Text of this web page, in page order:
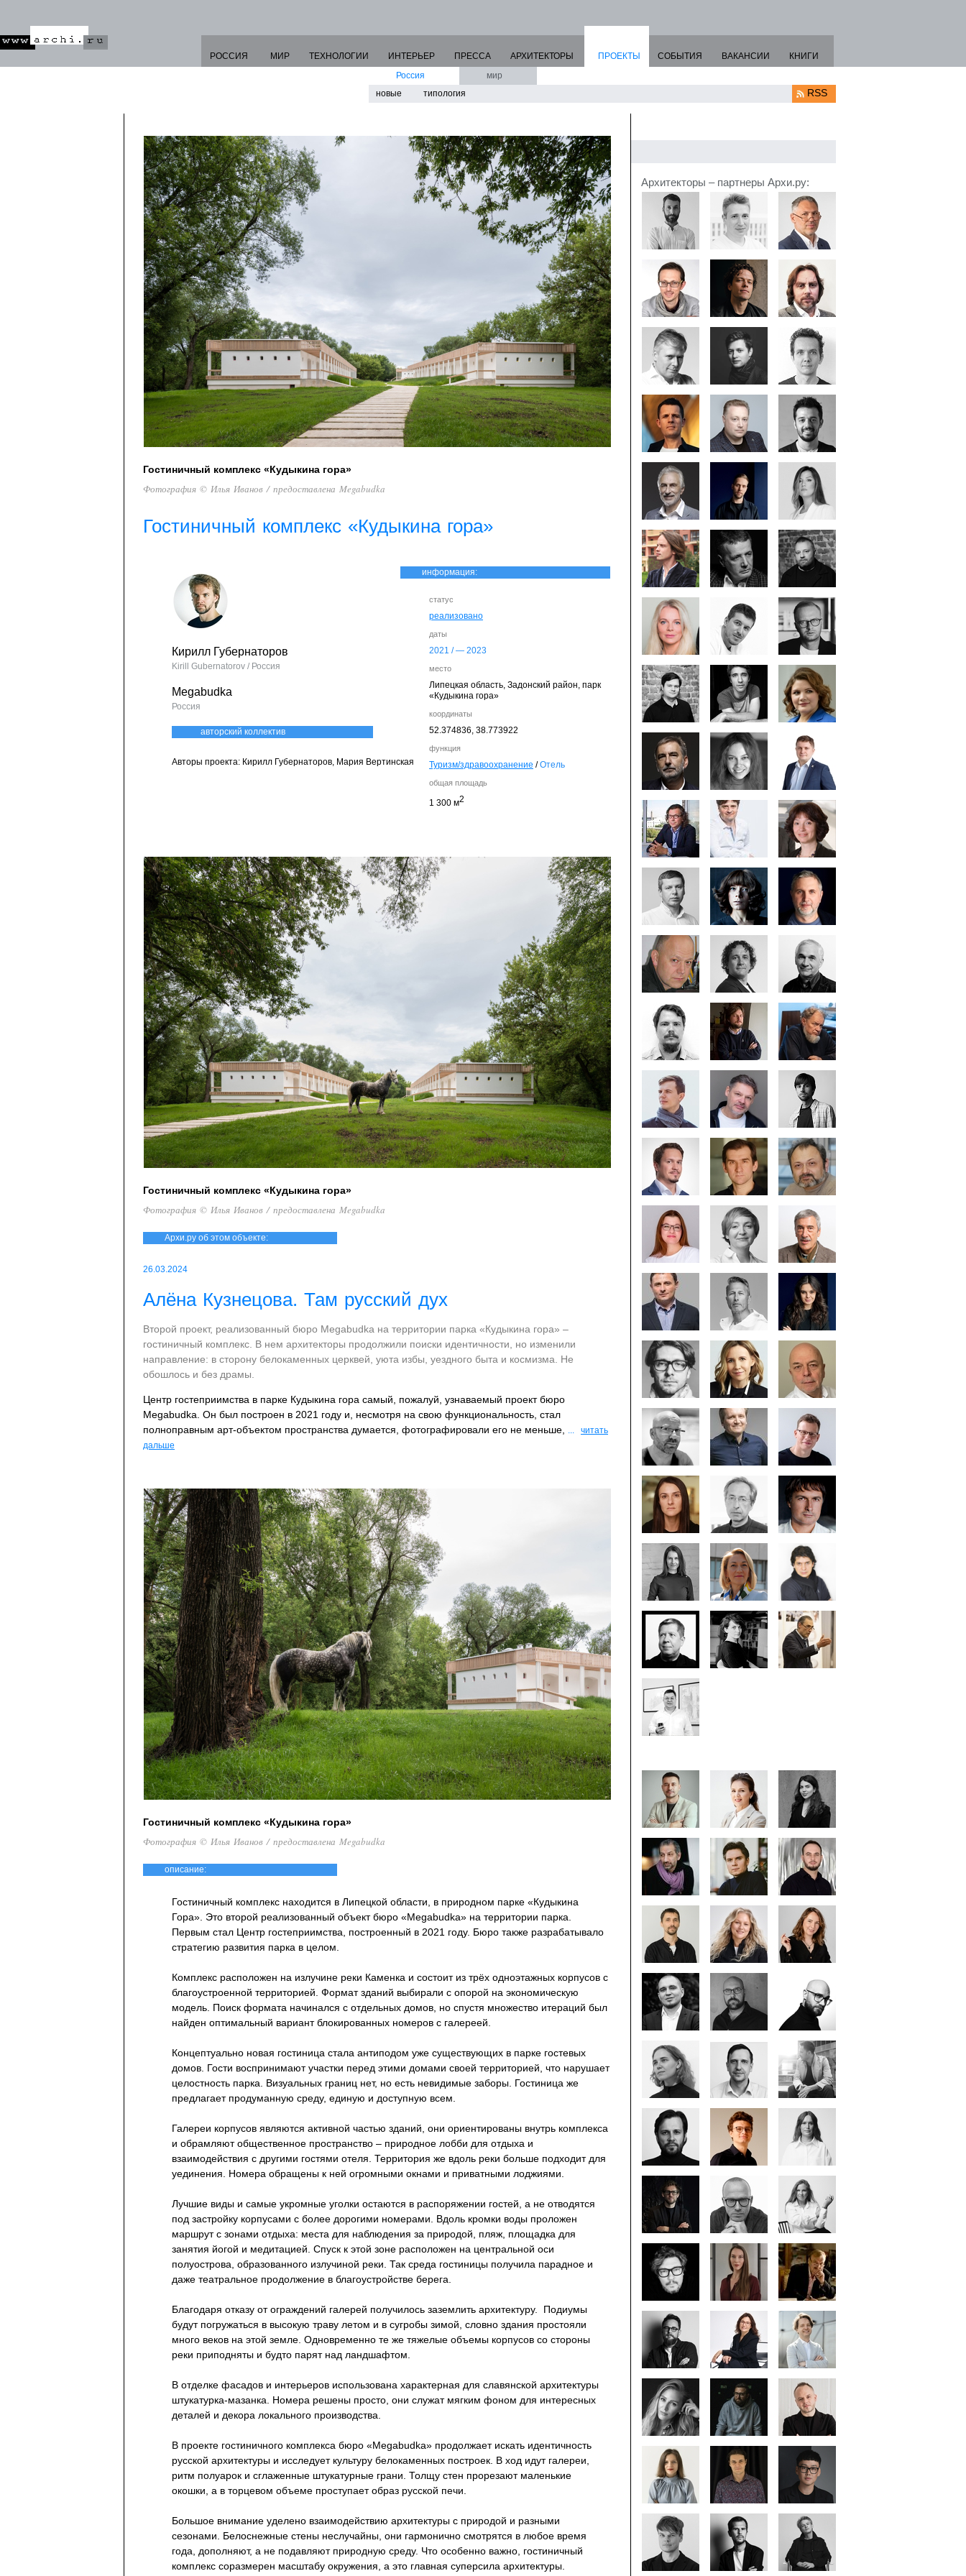
РОССИЯ МИР ТЕХНОЛОГИИ ИНТЕРЬЕР ПРЕССА АРХИТЕКТОРЫ
ПРОЕКТЫ
Россия
новые
типология
мир
СОБЫТИЯ ВАКАНСИИ КНИГИ
RSS
Гостиничный комплекс «Кудыкина гора»
Фотография © Илья Иванов / предоставлена Megabudka
Гостиничный комплекс «Кудыкина гора»
информация:
статус
реализовано
даты
2021 / — 2023
место
Липецкая область, Задонский район, парк
«Кудыкина гора»
координаты
52.374836, 38.773922
функция
Туризм/здравоохранение /Отель
общая площадь
1 300 м2
Кирилл Губернаторов
Kirill Gubernatorov / Россия
Megabudka
Россия
авторский коллектив
Авторы проекта: Кирилл Губернаторов, Мария Вертинская
Гостиничный комплекс «Кудыкина гора»
Фотография © Илья Иванов / предоставлена Megabudka
Архи.ру об этом объекте:
26.03.2024
Алёна Кузнецова. Там русский дух
Второй проект, реализованный бюро Megabudka на территории парка «Кудыкина гора» –
гостиничный комплекс. В нем архитекторы продолжили поиски идентичности, но изменили
направление: в сторону белокаменных церквей, уюта избы, уездного быта и космизма. Не
обошлось и без драмы.
Центр гостеприимства в парке Кудыкина гора самый, пожалуй, узнаваемый проект бюро
Megabudka. Он был построен в 2021 году и, несмотря на свою функциональность, стал
полноправным арт-объектом пространства думается, фотографировали его не меньше,
... читать
дальше
Гостиничный комплекс «Кудыкина гора»
Фотография © Илья Иванов / предоставлена Megabudka
описание:
Гостиничный комплекс находится в Липецкой области, в природном парке «Кудыкина
Гора». Это второй реализованный объект бюро «Megabudka» на территории парка.
Первым стал Центр гостеприимства, построенный в 2021 году. Бюро также разрабатывало
стратегию развития парка в целом.
Комплекс расположен на излучине реки Каменка и состоит из трёх одноэтажных корпусов с
благоустроенной территорией. Формат зданий выбирали с опорой на экономическую
модель. Поиск формата начинался с отдельных домов, но спустя множество итераций был
найден оптимальный вариант блокированных номеров с галереей.
Концептуально новая гостиница стала антиподом уже существующих в парке гостевых
домов. Гости воспринимают участки перед этими домами своей территорией, что нарушает
целостность парка. Визуальных границ нет, но есть невидимые заборы. Гостиница же
предлагает продуманную среду, единую и доступную всем.
Галереи корпусов являются активной частью зданий, они ориентированы внутрь комплекса
и обрамляют общественное пространство – природное лобби для отдыха и
взаимодействия с другими гостями отеля. Территория же вдоль реки больше подходит для
уединения. Номера обращены к ней огромными окнами и приватными лоджиями.
Лучшие виды и самые укромные уголки остаются в распоряжении гостей, а не отводятся
под застройку корпусами с более дорогими номерами. Вдоль кромки воды проложен
маршрут с зонами отдыха: места для наблюдения за природой, пляж, площадка для
занятия йогой и медитацией. Спуск к этой зоне расположен на центральной оси
полуострова, образованного излучиной реки. Так среда гостиницы получила парадное и
даже театральное продолжение в благоустройстве берега.
Благодаря отказу от ограждений галерей получилось заземлить архитектуру. Подиумы
будут погружаться в высокую траву летом и в сугробы зимой, словно здания простояли
много веков на этой земле. Одновременно те же тяжелые объемы корпусов со стороны
реки приподняты и будто парят над ландшафтом.
В отделке фасадов и интерьеров использована характерная для славянской архитектуры
штукатурка-мазанка. Номера решены просто, они служат мягким фоном для интересных
деталей и декора локального производства.
В проекте гостиничного комплекса бюро «Megabudka» продолжает искать идентичность
русской архитектуры и исследует культуру белокаменных построек. В ход идут галереи,
ритм полуарок и сглаженные штукатурные грани. Толщу стен прорезают маленькие
окошки, а в торцевом объеме проступает образ русской печи.
Большое внимание уделено взаимодействию архитектуры с природой и разными
сезонами. Белоснежные стены неслучайны, они гармонично смотрятся в любое время
года, дополняют, а не подавляют природную среду. Что особенно важно, гостиничный
комплекс соразмерен масштабу окружения, а это главная суперсила архитектуры.
Архитекторы – партнеры Архи.ру: